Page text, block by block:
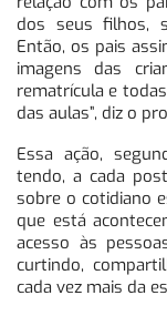
dos seus filhos,
Então, os pais
imagens das
rematrícula e
das aulas”, diz o
Essa ação,
tendo, a cada
sobre o cotidiano
que está
acesso às
curtindo,
cada vez mais da